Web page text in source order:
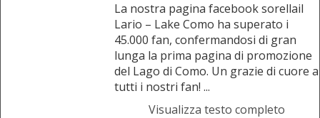
La nostra pagina facebook sorellail
Lario – Lake Como ha superato i
45.000 fan, confermandosi di gran
lunga la prima pagina di promozione
del Lago di Como. Un grazie di cuore a
tutti i nostri fan! ...
Visualizza testo completo